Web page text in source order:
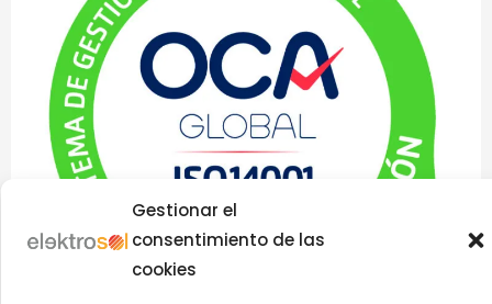
Gestionar el
consentimiento de las
cookies